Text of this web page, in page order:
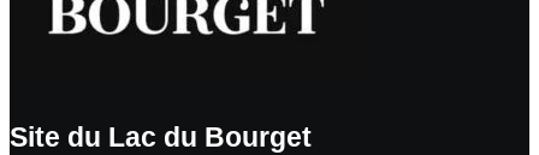
Site du Lac du Bourget